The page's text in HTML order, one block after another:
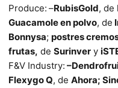
Produce: –RubisGold, de
Guacamole en polvo, de
Bonnysa; postres
frutas, de Surinver y
F&V Industry: –
Flexygo Q, de Ahora;